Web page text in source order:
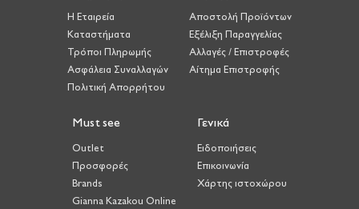
Η Εταιρεία
Καταστήματα
Τρόποι Πληρωμής
Ασφάλεια Συναλλαγών
Πολιτική Απορρήτου
Αποστολή Προϊόντων
Εξέλιξη Παραγγελίας
Αλλαγές / Επιστροφές
Αίτημα Επιστροφής
Must see
Outlet
Προσφορές
Brands
Gianna Kazakou Online
Γενικά
Ειδοποιήσεις
Επικοινωνία
Χάρτης ιστοχώρου